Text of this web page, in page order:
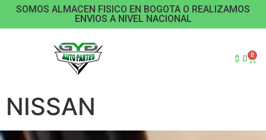
SOMOS ALMACEN FISICO EN BOGOTA O REALIZAMOS
ENVIOS A NIVEL NACIONAL
$ 0 0
NISSAN